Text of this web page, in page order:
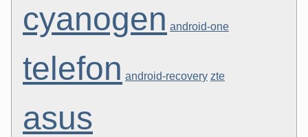
cyanogen android-one
telefon android-recovery zte
asus